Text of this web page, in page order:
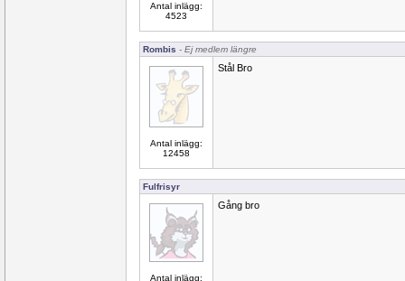
Antal inlägg:
4523
Rombis - Ej medlem längre
Antal inlägg:
12458
Stål Bro
Fulfrisyr
Antal inlägg:
Gång bro